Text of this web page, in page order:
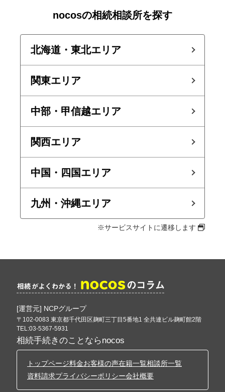
nocosの相続相談所を探す
北海道・東北エリア
関東エリア
中部・甲信越エリア
関西エリア
中国・四国エリア
九州・沖縄エリア
※サービスサイトに遷移します
[運営元] NCPグループ
〒102-0083 東京都千代田区麹町三丁目5番地1 全共連ビル麹町館2階
TEL:03-5367-5931
相続手続きのことならnocos
トップページ料金お客様の声在籍一覧相談所一覧
資料請求プライバシーポリシー会社概要